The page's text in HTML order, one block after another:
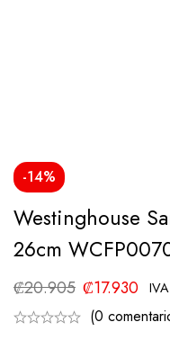
-14%
Westinghouse
26cm
₡20.905 ₡17.930
(0